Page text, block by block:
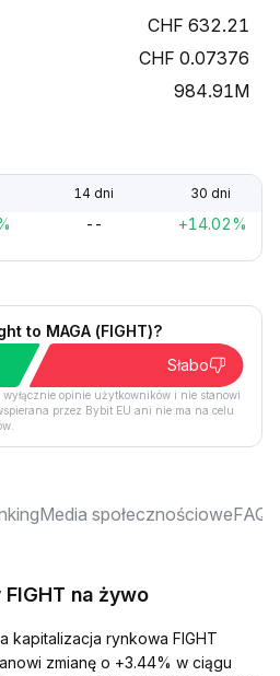
632.21
0.07376
984.91M
14 dni 30 dni
-- +14.02%
to MAGA (FIGHT)?
Słabo
opinie użytkowników i nie stanowi
przez Bybit EU ani nie ma na celu
Media społecznościoweFAQ
na żywo
kapitalizacja rynkowa FIGHT
zmianę o +3.44% w ciągu